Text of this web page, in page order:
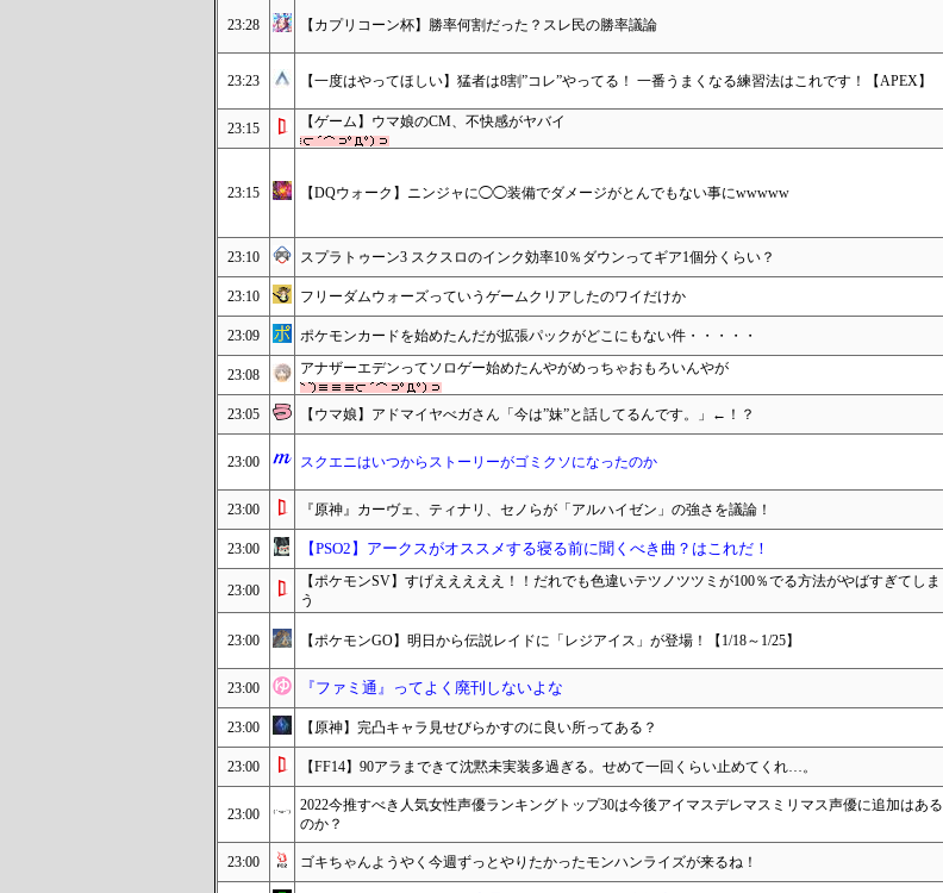
23:28 【カプリコーン杯】勝率何割だった？スレ民の勝率議論
23:23 【一度はやってほしい】猛者は8割”コレ”やってる！ 一番うまくなる練習法はこれです！【APEX】
23:15 【ゲーム】ウマ娘のCM、不快感がヤバイ
23:15 【DQウォーク】ニンジャに◯◯装備でダメージがとんでもない事にwwwww
23:10 スプラトゥーン3 スクスロのインク効率10％ダウンってギア1個分くらい？
23:10 フリーダムウォーズっていうゲームクリアしたのワイだけか
23:09 ポケモンカードを始めたんだが拡張パックがどこにもない件・・・・・
23:08 アナザーエデンってソロゲー始めたんやがめっちゃおもろいんやが
23:05 【ウマ娘】アドマイヤべガさん「今は”妹”と話してるんです。」←！？
23:00 スクエニはいつからストーリーがゴミクソになったのか
23:00 『原神』カーヴェ、ティナリ、セノらが「アルハイゼン」の強さを議論！
23:00 【PSO2】アークスがオススメする寝る前に聞くべき曲？はこれだ！
23:00
【ポケモンSV】すげえええええ！！だれでも色違いテツノツツミが100％でる方法がやばすぎてしま
う
23:00 【ポケモンGO】明日から伝説レイドに「レジアイス」が登場！【1/18～1/25】
23:00 『ファミ通』ってよく廃刊しないよな
23:00 【原神】完凸キャラ見せびらかすのに良い所ってある？
23:00 【FF14】90アラまできて沈黙未実装多過ぎる。せめて一回くらい止めてくれ…。
23:00
2022今推すべき人気女性声優ランキングトップ30は今後アイマスデレマスミリマス声優に追加はある
のか？
23:00 ゴキちゃんようやく今週ずっとやりたかったモンハンライズが来るね！